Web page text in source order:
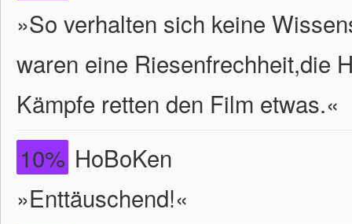
»So verhalten sich keine
waren eine Riesenfrechheit,die
Kämpfe retten den Film etwas.«
10% HoBoKen
»Enttäuschend!«